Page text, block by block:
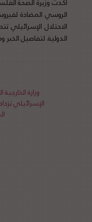
الروسي المضادة
الاحتلال الإسرائيلي
الدولية. لتفاصيل
وزارة
الإسرائيلي